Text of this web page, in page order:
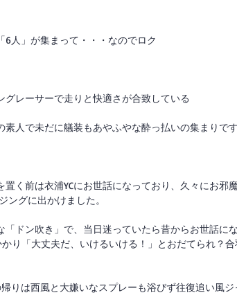
人」が集まって・・・なのでロク
レーサーで走りと快適さが合致している
人で未だに艤装もあやふやな酔っ払いの集まりです
く前は衣浦YCにお世話になっており、久々にお邪
ングに出かけました。
ドン吹き」で、当日迷っていたら昔からお世話に
り「大丈夫だ、いけるいける！」とおだてられ？合
りは西風と大嫌いなスプレーも浴びず往復追い風ジ